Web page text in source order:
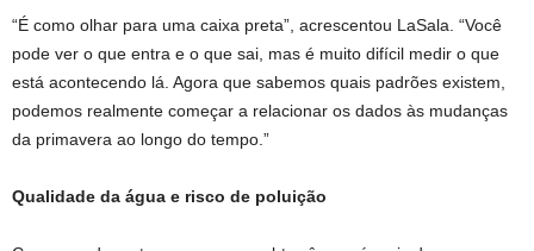
“É como olhar para uma caixa preta”, acrescentou LaSala. “Você
pode ver o que entra e o que sai, mas é muito difícil medir o que
está acontecendo lá. Agora que sabemos quais padrões existem,
podemos realmente começar a relacionar os dados às mudanças
da primavera ao longo do tempo.”
Qualidade da água e risco de poluição